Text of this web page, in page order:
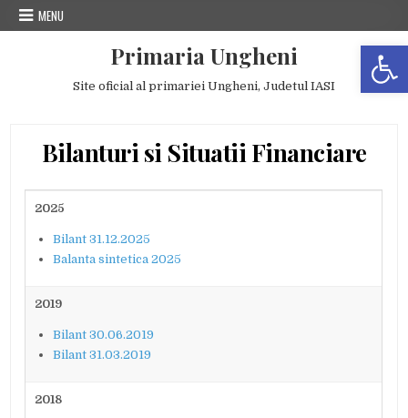
Skip
MENU
Primaria Ungheni
Site oficial al primariei Ungheni, Judetul IASI
Bilanturi si Situatii Financiare
2025
Bilant 31.12.2025
Balanta sintetica 2025
2019
Bilant 30.06.2019
Bilant 31.03.2019
2018